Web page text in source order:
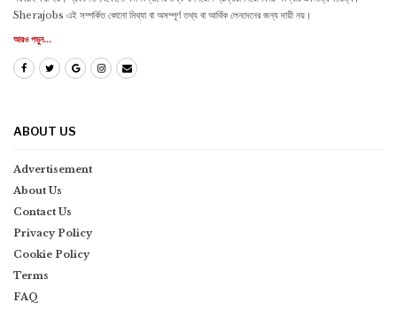
Sherajobs এই সম্পর্কিত কোনো মিথ্যা বা অসম্পূর্ণ তথ্য বা আর্থিক লেনদেনের জন্য দায়ী নয়।
আরও পড়ুন...
ABOUT US
Advertisement
About Us
Contact Us
Privacy Policy
Cookie Policy
Terms
FAQ